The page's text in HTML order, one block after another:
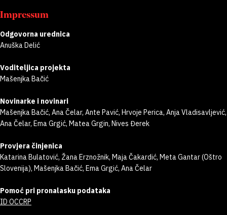
Impressum
Odgovorna urednica
Anuška Delić
Voditeljica projekta
Mašenjka Bačić
Novinarke i novinari
Mašenjka Bačić, Ana Čelar, Ante Pavić, Hrvoje Perica, Anja Vladisavljević,
Ana Čelar, Ema Grgić, Matea Grgin, Nives Đerek
Provjera činjenica
Katarina Bulatović, Žana Erznožnik, Maja Čakardić, Meta Gantar (Oštro
Slovenija), Mašenjka Bačić, Ema Grgić, Ana Čelar
Pomoć pri pronalasku podataka
ID OCCRP